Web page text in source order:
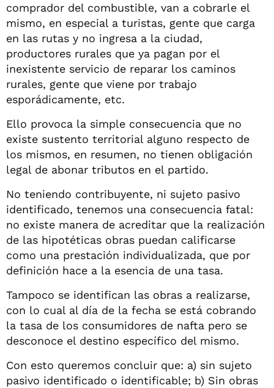
comprador del combustible, van a cobrarle el
mismo, en especial a turistas, gente que carga
en las rutas y no ingresa a la ciudad,
productores rurales que ya pagan por el
inexistente servicio de reparar los caminos
rurales, gente que viene por trabajo
esporádicamente, etc.
Ello provoca la simple consecuencia que no
existe sustento territorial alguno respecto de
los mismos, en resumen, no tienen obligación
legal de abonar tributos en el partido.
No teniendo contribuyente, ni sujeto pasivo
identificado, tenemos una consecuencia fatal:
no existe manera de acreditar que la realización
de las hipotéticas obras puedan calificarse
como una prestación individualizada, que por
definición hace a la esencia de una tasa.
Tampoco se identifican las obras a realizarse,
con lo cual al día de la fecha se está cobrando
la tasa de los consumidores de nafta pero se
desconoce el destino específico del mismo.
Con esto queremos concluir que: a) sin sujeto
pasivo identificado o identificable; b) Sin obras